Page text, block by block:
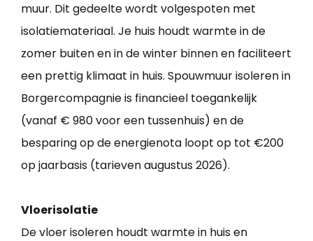
muur. Dit gedeelte wordt volgespoten met
isolatiemateriaal. Je huis houdt warmte in de
zomer buiten en in de winter binnen en faciliteert
een prettig klimaat in huis. Spouwmuur isoleren in
Borgercompagnie is financieel toegankelijk
(vanaf € 980 voor een tussenhuis) en de
besparing op de energienota loopt op tot €200
op jaarbasis (tarieven augustus 2026).
Vloerisolatie
De vloer isoleren houdt warmte in huis en